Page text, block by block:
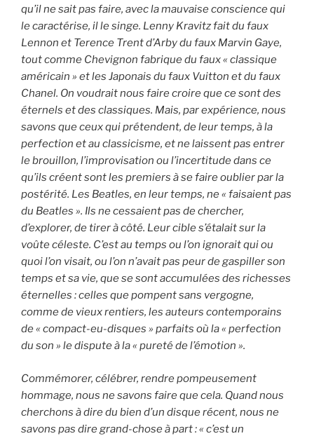
qu’il ne sait pas faire, avec la mauvaise conscience qui
le caractérise, il le singe. Lenny Kravitz fait du faux
Lennon et Terence Trent d’Arby du faux Marvin Gaye,
tout comme Chevignon fabrique du faux « classique
américain » et les Japonais du faux Vuitton et du faux
Chanel. On voudrait nous faire croire que ce sont des
éternels et des classiques. Mais, par expérience, nous
savons que ceux qui prétendent, de leur temps, à la
perfection et au classicisme, et ne laissent pas entrer
le brouillon, l’improvisation ou l’incertitude dans ce
qu’ils créent sont les premiers à se faire oublier par la
postérité. Les Beatles, en leur temps, ne « faisaient pas
du Beatles ». Ils ne cessaient pas de chercher,
d’explorer, de tirer à côté. Leur cible s’étalait sur la
voûte céleste. C’est au temps ou l’on ignorait qui ou
quoi l’on visait, ou l’on n’avait pas peur de gaspiller son
temps et sa vie, que se sont accumulées des richesses
éternelles : celles que pompent sans vergogne,
comme de vieux rentiers, les auteurs contemporains
de « compact-eu-disques » parfaits où la « perfection
du son » le dispute à la « pureté de l’émotion ».
Commémorer, célébrer, rendre pompeusement
hommage, nous ne savons faire que cela. Quand nous
cherchons à dire du bien d’un disque récent, nous ne
savons pas dire grand-chose à part : « c’est un